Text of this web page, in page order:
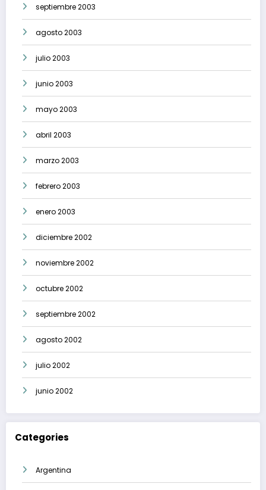
septiembre 2003
agosto 2003
julio 2003
junio 2003
mayo 2003
abril 2003
marzo 2003
febrero 2003
enero 2003
diciembre 2002
noviembre 2002
octubre 2002
septiembre 2002
agosto 2002
julio 2002
junio 2002
Categories
Argentina